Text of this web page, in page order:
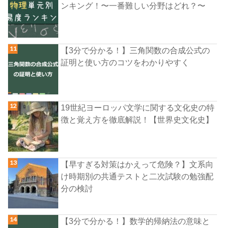
ンキング！〜一番難しい分野はどれ？〜
【3分で分かる！】三角関数の合成公式の
証明と使い方のコツをわかりやすく
19世紀ヨーロッパ文学に関する文化史の特
徴と覚え方を徹底解説！【世界史文化史】
【早すぎる対策はかえって危険？】文系向
け時期別の共通テストと二次試験の勉強配
分の検討
【3分で分かる！】数学的帰納法の意味と